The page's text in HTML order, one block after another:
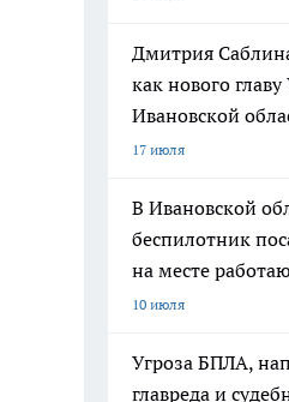
Дмитрия
как нового
Ивановской
17 июля
В Ивановской
беспилотник
на месте
10 июля
Угроза БПЛА,
главреда и